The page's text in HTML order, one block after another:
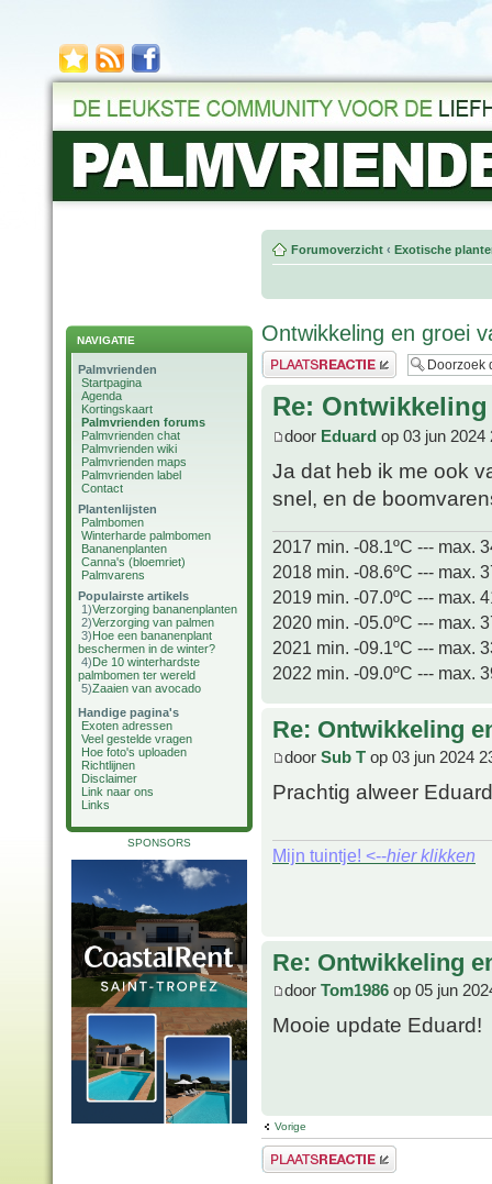
NAVIGATIE
Palmvrienden
Startpagina
Agenda
Kortingskaart
Palmvrienden forums
Palmvrienden chat
Palmvrienden wiki
Palmvrienden maps
Palmvrienden label
Contact
Plantenlijsten
Palmbomen
Winterharde palmbomen
Bananenplanten
Canna's (bloemriet)
Palmvarens
Populairste artikels
1)Verzorging bananenplanten
2)Verzorging van palmen
3)Hoe een bananenplant
beschermen in de winter?
4)De 10 winterhardste
palmbomen ter wereld
5)Zaaien van avocado
Handige pagina's
Exoten adressen
Veel gestelde vragen
Hoe foto's uploaden
Richtlijnen
Disclaimer
Link naar ons
Links
SPONSORS
Forumoverzicht ‹ Exotische
Ontwikkeling en groei
Plaats een reactie
Re:
door Eduard op 03 jun 2024
Ja dat heb ik me ook
snel, en de
2017 min. -08.1ºC --- max.
2018 min. -08.6ºC --- max.
2019 min. -07.0ºC --- max.
2020 min. -05.0ºC --- max.
2021 min. -09.1ºC --- max.
2022 min. -09.0ºC --- max.
Re: Ontwikkeling
door Sub T op 03 jun 2024
Prachtig alweer
Mijn tuintje! <--hier klikken
Re: Ontwikkeling
door Tom1986 op 05 jun
Mooie update Eduard!
Vorige
Plaats een reactie